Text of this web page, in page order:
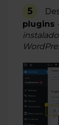
5
plugins